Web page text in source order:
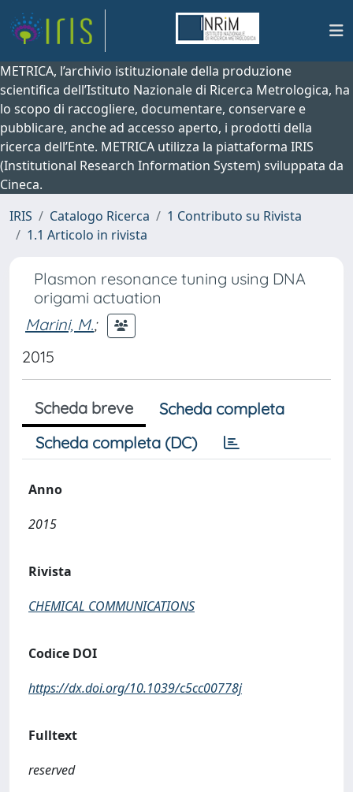
METRICA, l’archivio istituzionale della produzione
scientifica dell’Istituto Nazionale di Ricerca Metrologica, ha
lo scopo di raccogliere, documentare, conservare e
pubblicare, anche ad accesso aperto, i prodotti della
ricerca dell’Ente. METRICA utilizza la piattaforma IRIS
(Institutional Research Information System) sviluppata da
Cineca.
IRIS
Catalogo Ricerca
1 Contributo su Rivista
1.1 Articolo in rivista
Plasmon resonance tuning using DNA
origami actuation
Marini, M.;
2015
Scheda breve
Scheda completa
Scheda completa (DC)
Anno
2015
Rivista
CHEMICAL COMMUNICATIONS
Codice DOI
https://dx.doi.org/10.1039/c5cc00778j
Fulltext
reserved